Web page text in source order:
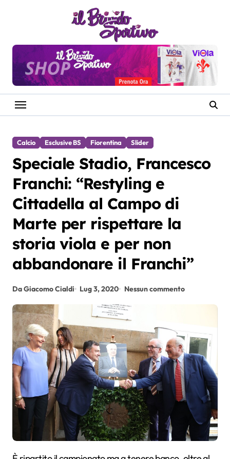
Calcio Esclusive BS Fiorentina Slider
Speciale Stadio, Francesco
Franchi: “Restyling e
Cittadella al Campo di
Marte per rispettare la
storia viola e per non
abbandonare il Franchi”
Da Giacomo Cialdi Lug 3, 2020 Nessun commento